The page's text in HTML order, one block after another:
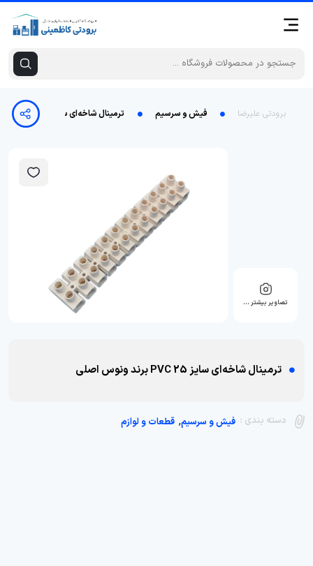
برودتی علیرضا فیش و سرسیم ترمینال شاخه‌ای سایز 25 PVC برند ونوس اصلی
تصاویر بیشتر …
ترمینال شاخه‌ای سایز 25 PVC برند ونوس اصلی
دسته بندی : فیش و سرسیم, قطعات و لوازم